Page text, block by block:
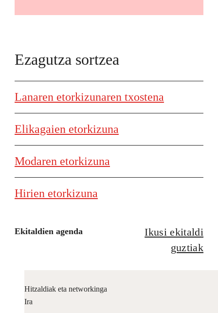
Ezagutza sortzea
Lanaren etorkizunaren txostena
Elikagaien etorkizuna
Modaren etorkizuna
Hirien etorkizuna
Ekitaldien agenda
Ikusi ekitaldi
guztiak
Hitzaldiak eta networkinga
Ira